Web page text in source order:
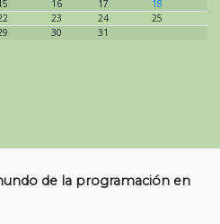
16 17
18
23 24
25
30 31
de la programación en